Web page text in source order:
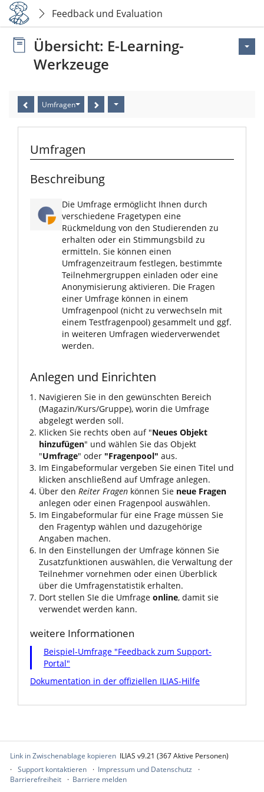
Feedback und Evaluation
Übersicht: E-Learning-
Werkzeuge
Umfragen
Umfragen
Beschreibung
Die Umfrage ermöglicht Ihnen durch
verschiedene Fragetypen eine
Rückmeldung von den Studierenden zu
erhalten oder ein Stimmungsbild zu
ermitteln. Sie können einen
Umfragenzeitraum festlegen, bestimmte
Teilnehmergruppen einladen oder eine
Anonymisierung aktivieren. Die Fragen
einer Umfrage können in einem
Umfragenpool (nicht zu verwechseln mit
einem Testfragenpool) gesammelt und ggf.
in weiteren Umfragen wiederverwendet
werden.
Anlegen und Einrichten
Navigieren Sie in den gewünschten Bereich
(Magazin/Kurs/Gruppe), worin die Umfrage
abgelegt werden soll.
Klicken Sie rechts oben auf "Neues Objekt
hinzufügen" und wählen Sie das Objekt
"Umfrage" oder "Fragenpool" aus.
Im Eingabeformular vergeben Sie einen Titel und
klicken anschließend auf Umfrage anlegen.
Über den Reiter Fragen können Sie neue Fragen
anlegen oder einen Fragenpool auswählen.
Im Eingabeformular für eine Frage müssen Sie
den Fragentyp wählen und dazugehörige
Angaben machen.
In den Einstellungen der Umfrage können Sie
Zusatzfunktionen auswählen, die Verwaltung der
Teilnehmer vornehmen oder einen Überblick
über die Umfragenstatistik erhalten.
Dort stellen SIe die Umfrage online, damit sie
verwendet werden kann.
weitere Informationen
Beispiel-Umfrage "Feedback zum Support-
Portal"
Dokumentation in der offiziellen ILIAS-Hilfe
Link in Zwischenablage kopieren ILIAS v9.21 (367 Aktive Personen)
Support kontaktieren
Impressum und Datenschutz
Barrierefreiheit
Barriere melden